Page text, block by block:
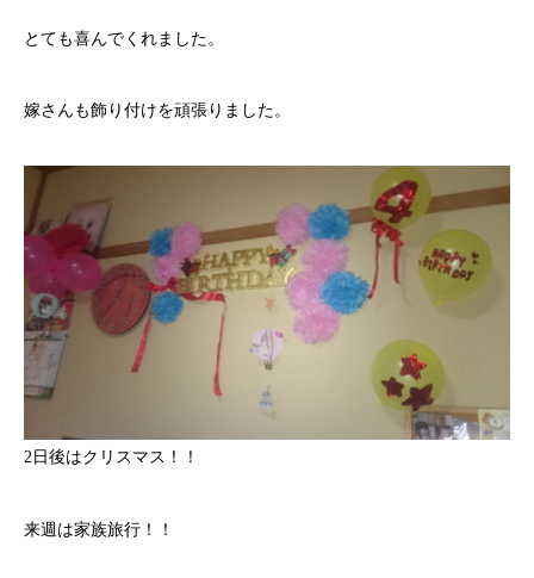
とても喜んでくれました。
嫁さんも飾り付けを頑張りました。
2日後はクリスマス！！
来週は家族旅行！！